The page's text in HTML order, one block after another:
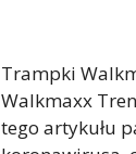
Trampki
Walkmaxx
tego artykułu